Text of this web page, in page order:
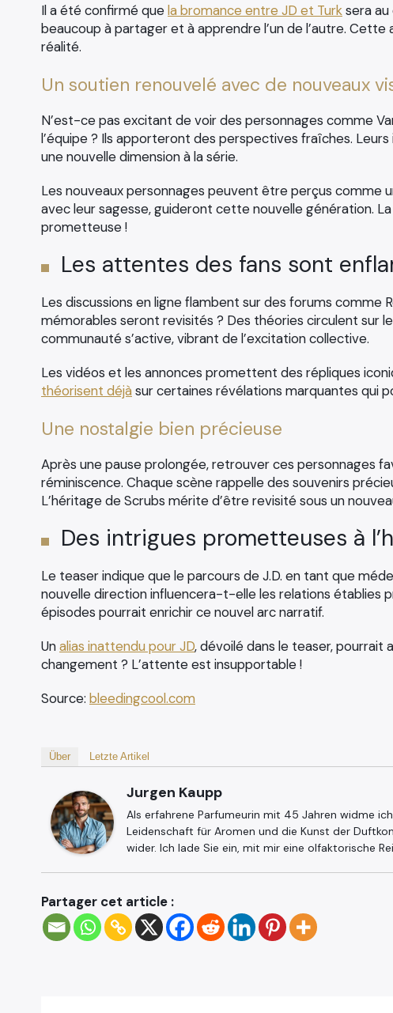
Il a été confirmé quela bromance entre JD et Turksera
beaucoup à partager et à apprendre l’un de l’autre.
réalité.
Un soutien renouvelé avec de nouveaux
N’est-ce pas excitant de voir des personnages comme
l’équipe ? Ils apporteront des perspectives fraîches.
une nouvelle dimension à la série.
Les nouveaux personnages peuvent être perçus comme
avec leur sagesse, guideront cette nouvelle génération.
prometteuse !
Les attentes des fans sont
Les discussions en ligne flambent sur des forums comme
mémorables seront revisités ? Des théories circulent sur
communauté s’active, vibrant de l’excitation collective.
Les vidéos et les annonces promettent des répliques
théorisent déjàsur certaines révélations marquantes qui
Une nostalgie bien précieuse
Après une pause prolongée, retrouver ces personnages
réminiscence. Chaque scène rappelle des souvenirs
L’héritage de Scrubs mérite d’être revisité sous un
Des intrigues prometteuses à
Le teaser indique que le parcours de J.D. en tant que
nouvelle direction influencera-t-elle les relations établies
épisodes pourrait enrichir ce nouvel arc narratif.
Unalias inattendu pour JD, dévoilé dans le teaser, pourrait
changement ? L’attente est insupportable !
Source: bleedingcool.com
Über Letzte Artikel
Jurgen Kaupp
Als erfahrene Parfumeurin mit 45 Jahren widme
Leidenschaft für Aromen und die Kunst der
wider. Ich lade Sie ein, mit mir eine olfaktorische
Partager cet article :